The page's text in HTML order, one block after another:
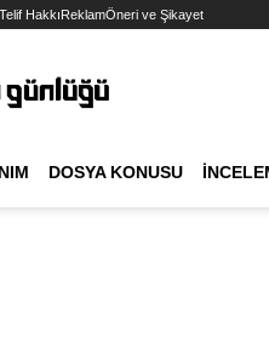
Telif HakkıReklamÖneri ve Şikayet
DOSYA KONUSU